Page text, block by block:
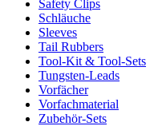
Safety Clips
Schläuche
Sleeves
Tail Rubbers
Tool-Kit & Tool-Sets
Tungsten-Leads
Vorfächer
Vorfachmaterial
Zubehör-Sets